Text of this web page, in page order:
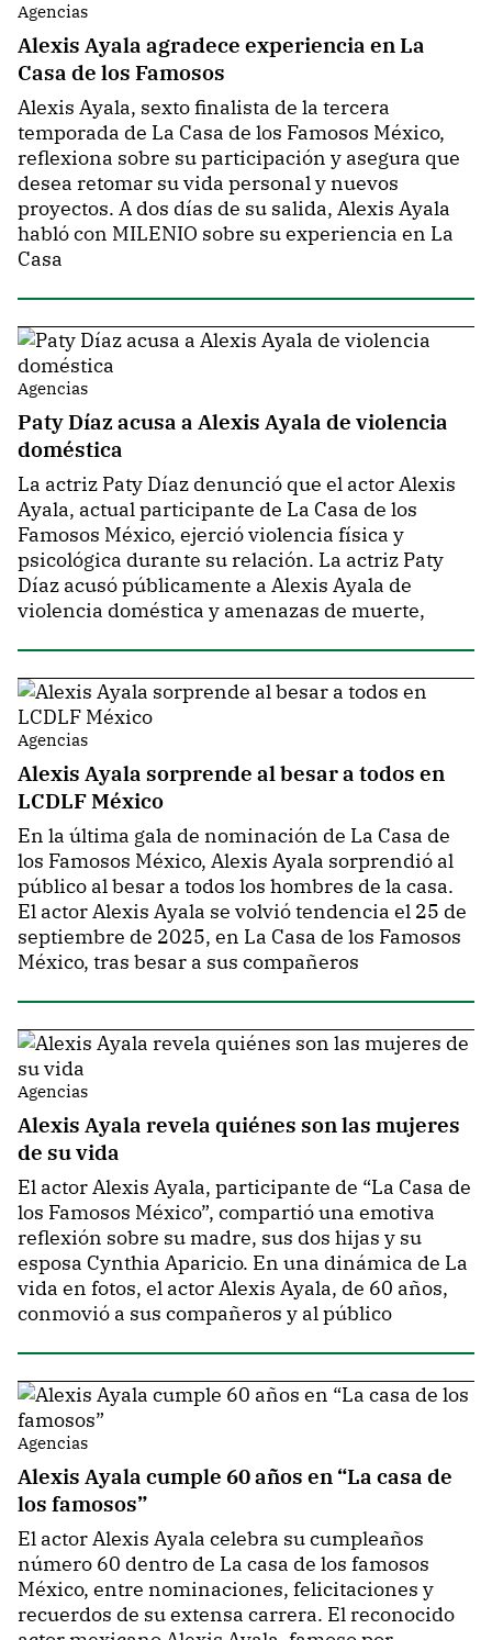
Agencias
Alexis Ayala agradece experiencia en La
Casa de los Famosos
Alexis Ayala, sexto finalista de la tercera
temporada de La Casa de los Famosos México,
reflexiona sobre su participación y asegura que
desea retomar su vida personal y nuevos
proyectos. A dos días de su salida, Alexis Ayala
habló con MILENIO sobre su experiencia en La
Casa
Agencias
Paty Díaz acusa a Alexis Ayala de violencia
doméstica
La actriz Paty Díaz denunció que el actor Alexis
Ayala, actual participante de La Casa de los
Famosos México, ejerció violencia física y
psicológica durante su relación. La actriz Paty
Díaz acusó públicamente a Alexis Ayala de
violencia doméstica y amenazas de muerte,
Agencias
Alexis Ayala sorprende al besar a todos en
LCDLF México
En la última gala de nominación de La Casa de
los Famosos México, Alexis Ayala sorprendió al
público al besar a todos los hombres de la casa.
El actor Alexis Ayala se volvió tendencia el 25 de
septiembre de 2025, en La Casa de los Famosos
México, tras besar a sus compañeros
Agencias
Alexis Ayala revela quiénes son las mujeres
de su vida
El actor Alexis Ayala, participante de “La Casa de
los Famosos México”, compartió una emotiva
reflexión sobre su madre, sus dos hijas y su
esposa Cynthia Aparicio. En una dinámica de La
vida en fotos, el actor Alexis Ayala, de 60 años,
conmovió a sus compañeros y al público
Agencias
Alexis Ayala cumple 60 años en “La casa de
los famosos”
El actor Alexis Ayala celebra su cumpleaños
número 60 dentro de La casa de los famosos
México, entre nominaciones, felicitaciones y
recuerdos de su extensa carrera. El reconocido